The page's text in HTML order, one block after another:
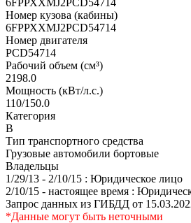
Номер кузова (кабины)
6FРРХХМJ2РСD54714
Номер двигателя
РСD54714
Рабочий объем (см³)
2198.0
Мощность (кВт/л.с.)
110/150.0
Категория
В
Тип транспортного средства
Грузовые автомобили бортовые
Владельцы
1/29/13 - 2/10/15 : Юридическое лицо
2/10/15 - настоящее время :
Запрос данных из ГИБДД от
*Данные могут быть неточными